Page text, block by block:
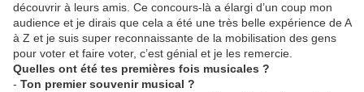
découvrir à leurs amis. Ce concours-là a élargi d’un coup mon
audience et je dirais que cela a été une très belle expérience de A
à Z et je suis super reconnaissante de la mobilisation des gens
pour voter et faire voter, c’est génial et je les remercie.
Quelles ont été tes premières fois musicales ?
- Ton premier souvenir musical ?